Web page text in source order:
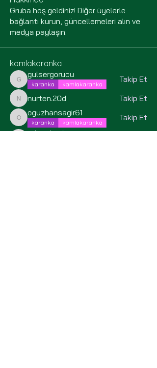
Gruba hoş geldiniz! Diğer üyelerle
bağlantı kurun, güncellemeleri alın ve
medya paylaşın.
kamlakaranka
gulsergorucu
gulsergorucu
karanka kamlakaranka
Takip Et
nurten.20d
nurten.20d Takip Et
oguzhansagir61
oguzhansagir61
karanka kamlakaranka
Takip Et
ademdemircannn